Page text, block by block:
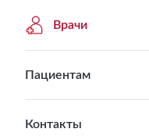
Врачи
Пациентам
Контакты